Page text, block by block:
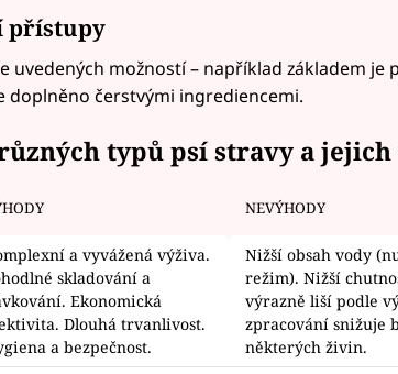
přístupy
uvedených možností – například základem je
doplněno čerstvými ingrediencemi.
typů psí stravy a
NEVÝHODY
a vyvážená výživa.
skladování a
Ekonomická
Dlouhá trvanlivost.
a bezpečnost.
Nižší obsah vody
režim). Nižší
výrazně liší podle
zpracování snižuje
některých živin.